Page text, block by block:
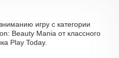
игру с категории
Beauty Mania от классного
Play Today.